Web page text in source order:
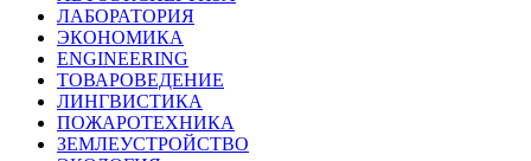
ЛАБОРАТОРИЯ
ЭКОНОМИКА
ENGINEERING
ТОВАРОВЕДЕНИЕ
ЛИНГВИСТИКА
ПОЖАРОТЕХНИКА
ЗЕМЛЕУСТРОЙСТВО